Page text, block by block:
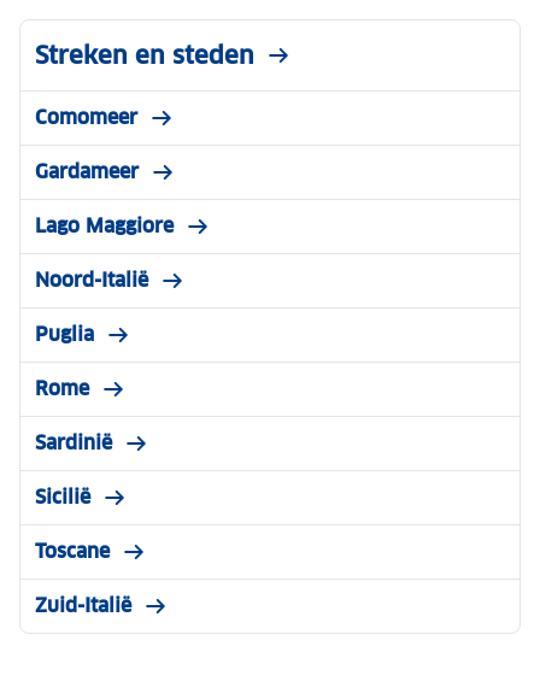
Streken en steden
Comomeer
Gardameer
Lago Maggiore
Noord-Italië
Puglia
Rome
Sardinië
Sicilië
Toscane
Zuid-Italië